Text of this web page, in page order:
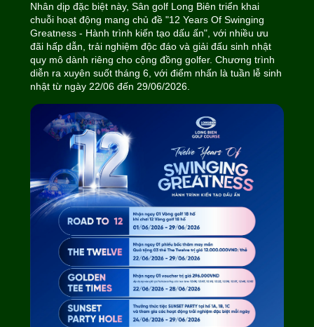
Nhân dịp đặc biệt này, Sân golf Long Biên triển khai
chuỗi hoạt động mang chủ đề "12 Years Of Swinging
Greatness - Hành trình kiến tạo dấu ấn", với nhiều ưu
đãi hấp dẫn, trải nghiệm độc đáo và giải đấu sinh nhật
quy mô dành riêng cho cộng đồng golfer. Chương trình
diễn ra xuyên suốt tháng 6, với điểm nhấn là tuần lễ sinh
nhật từ ngày 22/06 đến 29/06/2026.